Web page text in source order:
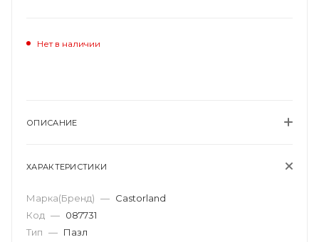
Нет в наличии
ОПИСАНИЕ
ХАРАКТЕРИСТИКИ
Марка(Бренд) — Castorland
Код — 087731
Тип — Пазл